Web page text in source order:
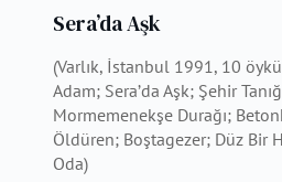
Sera’da Aşk
(Varlık, İstanbul 1991, 10
Adam; Sera’da Aşk; Şehir
Mormemenekşe Durağı;
Öldüren; Boştagezer; Düz Bir
Oda)